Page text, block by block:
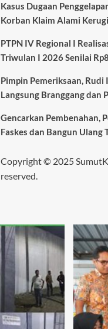
Kasus Dugaan
Korban Klaim Alami
PTPN IV Regional I
Triwulan I 2026 Senilai
Pimpin Pemeriksaan, Rudi
Langsung Branggang dan
Gencarkan Pembenahan,
Faskes dan Bangun Ulang
Copyright © 2025
reserved.